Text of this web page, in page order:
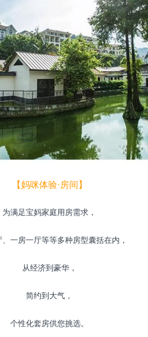
【妈咪体验·房间】
为满足宝妈家庭用房需求，
、一房一厅等等多种房型囊括在内，
从经济到豪华，
简约到大气，
个性化套房供您挑选。